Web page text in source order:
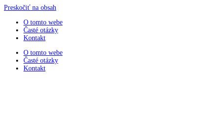
Preskočiť na obsah
O tomto webe
Časté otázky
Kontakt
O tomto webe
Časté otázky
Kontakt